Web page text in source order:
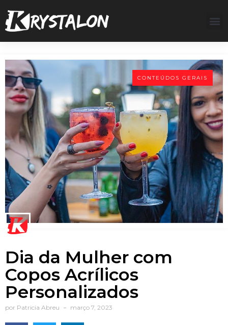
CONTEÚDOS GERAIS
Dia da Mulher com
Copos Acrílicos
Personalizados
por Patricia Abreu março 7, 2023